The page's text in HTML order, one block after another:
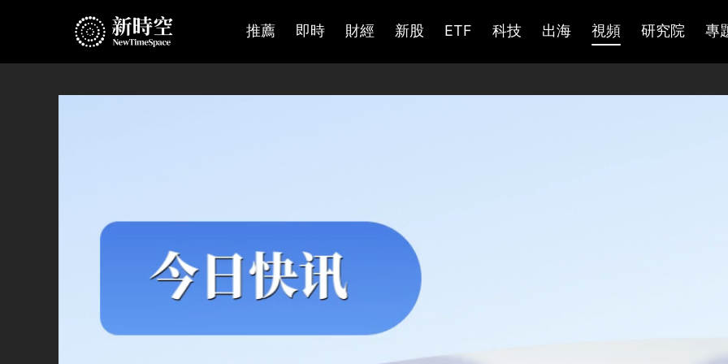
推薦 即時 財經 新股 ETF 科技 出海 視頻 研究院 專